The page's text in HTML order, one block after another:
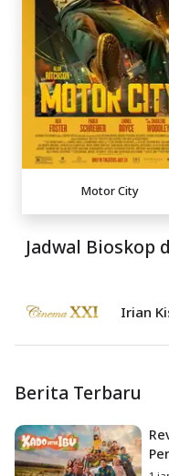
Motor City
Jadwal Bioskop
Irian
Berita Terbaru